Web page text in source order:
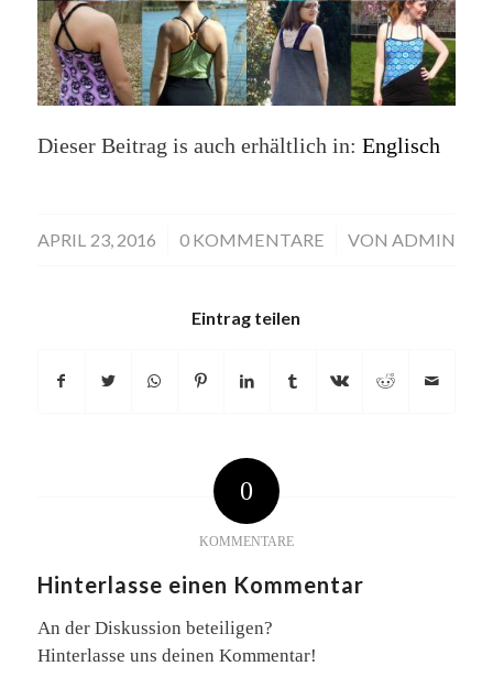
Dieser Beitrag is auch erhältlich in: Englisch
APRIL 23, 2016
/ 0 KOMMENTARE
/ VON ADMIN
Eintrag teilen
0
KOMMENTARE
Hinterlasse einen Kommentar
An der Diskussion beteiligen?
Hinterlasse uns deinen Kommentar!